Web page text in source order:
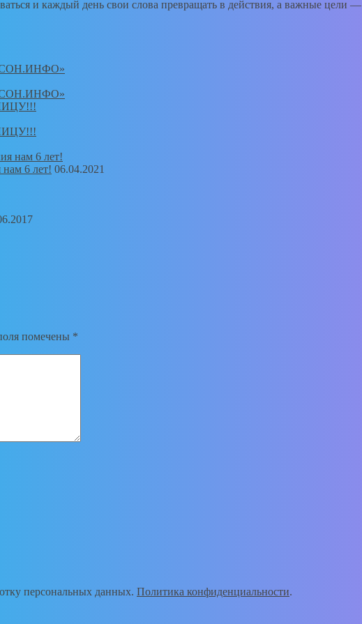
и каждый день свои слова превращать в действия, а важные
6 лет! 06.04.2021
помечены *
персональных данных. Политика конфиденциальности.